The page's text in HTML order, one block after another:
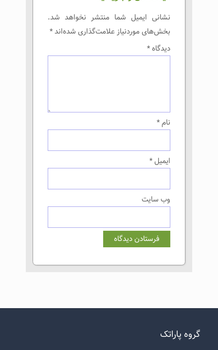
نشانی ایمیل شما منتشر نخواهد شد.
بخش‌های موردنیاز علامت‌گذاری شده‌اند*
دیدگاه*
نام*
ایمیل *
وب‌ سایت
گروه پاراتک